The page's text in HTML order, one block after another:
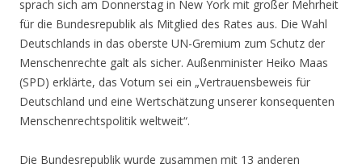
sprach sich am Donnerstag in New York mit großer Mehrheit
für die Bundesrepublik als Mitglied des Rates aus. Die Wahl
Deutschlands in das oberste UN-Gremium zum Schutz der
Menschenrechte galt als sicher. Außenminister Heiko Maas
(SPD) erklärte, das Votum sei ein „Vertrauensbeweis für
Deutschland und eine Wertschätzung unserer konsequenten
Menschenrechtspolitik weltweit“.
Die Bundesrepublik wurde zusammen mit 13 anderen